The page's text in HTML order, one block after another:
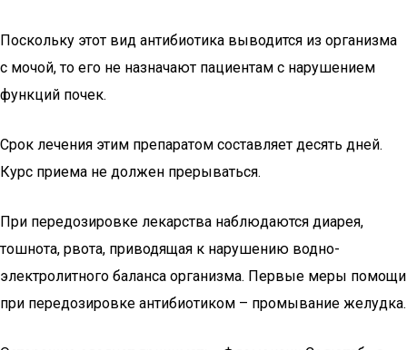
Поскольку этот вид антибиотика выводится из организма
с мочой, то его не назначают пациентам с нарушением
функций почек.
Срок лечения этим препаратом составляет десять дней.
Курс приема не должен прерываться.
При передозировке лекарства наблюдаются диарея,
тошнота, рвота, приводящая к нарушению водно-
электролитного баланса организма. Первые меры помощи
при передозировке антибиотиком – промывание желудка.